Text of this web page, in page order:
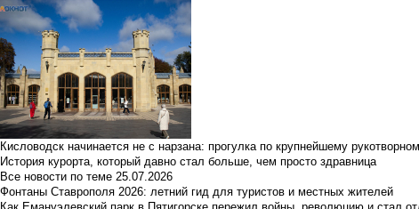
Кисловодск начинается не с нарзана: прогулка по крупнейшему
История курорта, который давно стал больше, чем просто здравница
Все новости по теме 25.07.2026
Фонтаны Ставрополя 2026: летний гид для туристов и местных жителей